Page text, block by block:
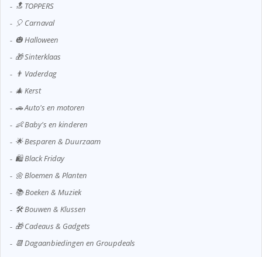
🔝 TOPPERS
🎈 Carnaval
🎃 Halloween
🎁 Sinterklaas
👨 Vaderdag
🎄 Kerst
🚗 Auto's en motoren
👶 Baby's en kinderen
🌟 Besparen & Duurzaam
🛍️ Black Friday
🌼 Bloemen & Planten
📚 Boeken & Muziek
🛠️ Bouwen & Klussen
🎁 Cadeaus & Gadgets
📆 Dagaanbiedingen en Groupdeals